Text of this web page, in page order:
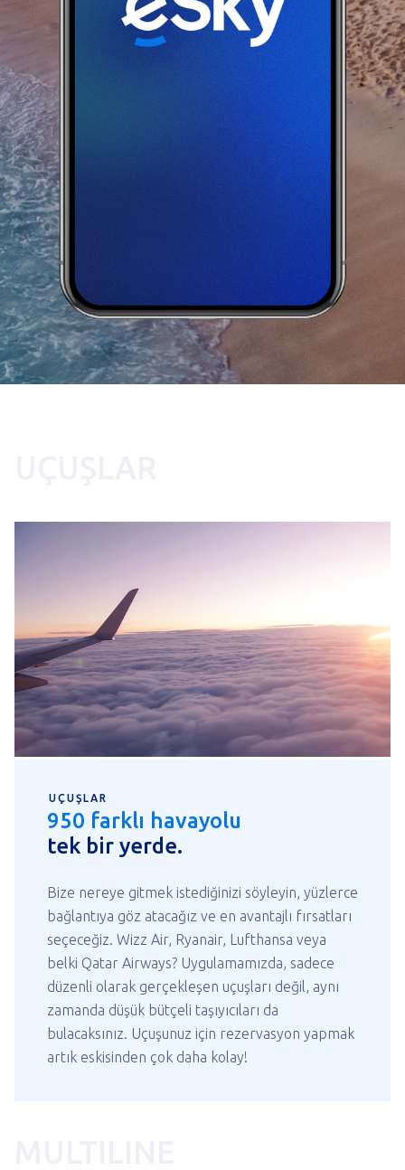
UÇUŞLAR
950 farklı havayolu
tek bir yerde.
Bize nereye gitmek istediğinizi söyleyin, yüzlerce
bağlantıya göz atacağız ve en avantajlı fırsatları
seçeceğiz. Wizz Air, Ryanair, Lufthansa veya
belki Qatar Airways? Uygulamamızda, sadece
düzenli olarak gerçekleşen uçuşları değil, aynı
zamanda düşük bütçeli taşıyıcıları da
bulacaksınız. Uçuşunuz için rezervasyon yapmak
artık eskisinden çok daha kolay!